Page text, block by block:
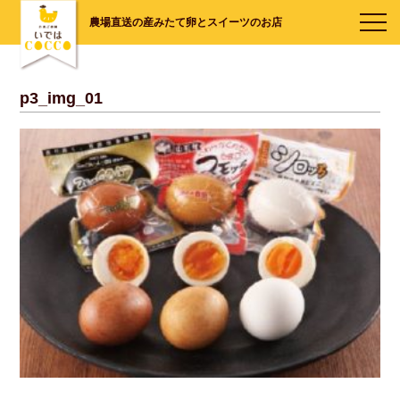
農場直送の産みたて卵とスイーツのお店
p3_img_01